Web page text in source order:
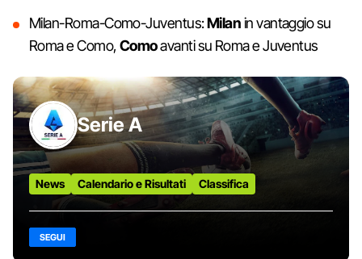
Milan-Roma-Como-Juventus:Milanin vantaggio su
Roma e Como, Comoavanti su Roma e Juventus
Serie A
News Calendario e Risultati Classifica
SEGUI